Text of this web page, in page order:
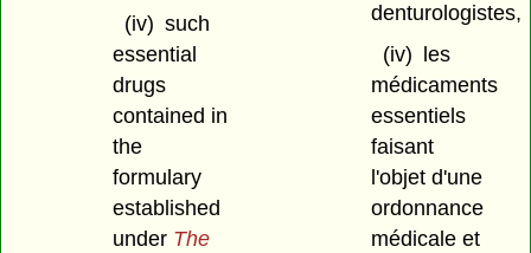
(iv) such
essential
drugs
contained in
the
formulary
established
under The
denturologistes,
(iv)
les
médicaments
essentiels
faisant
l'objet d'une
ordonnance
médicale et